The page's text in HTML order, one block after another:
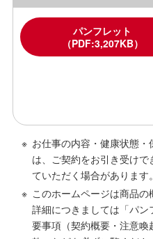
パンフレット
（PDF:3,207KB）
お仕事の内容・健康状態
は、ご契約をお引き受け
ていただく場合があります。
このホームページは商品の
詳細につきましては「パ
要事項（契約概要・注意